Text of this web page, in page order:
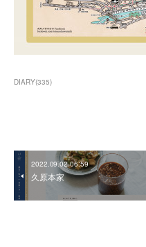
DIARY(335)
2022.09.02 06:59
久原本家